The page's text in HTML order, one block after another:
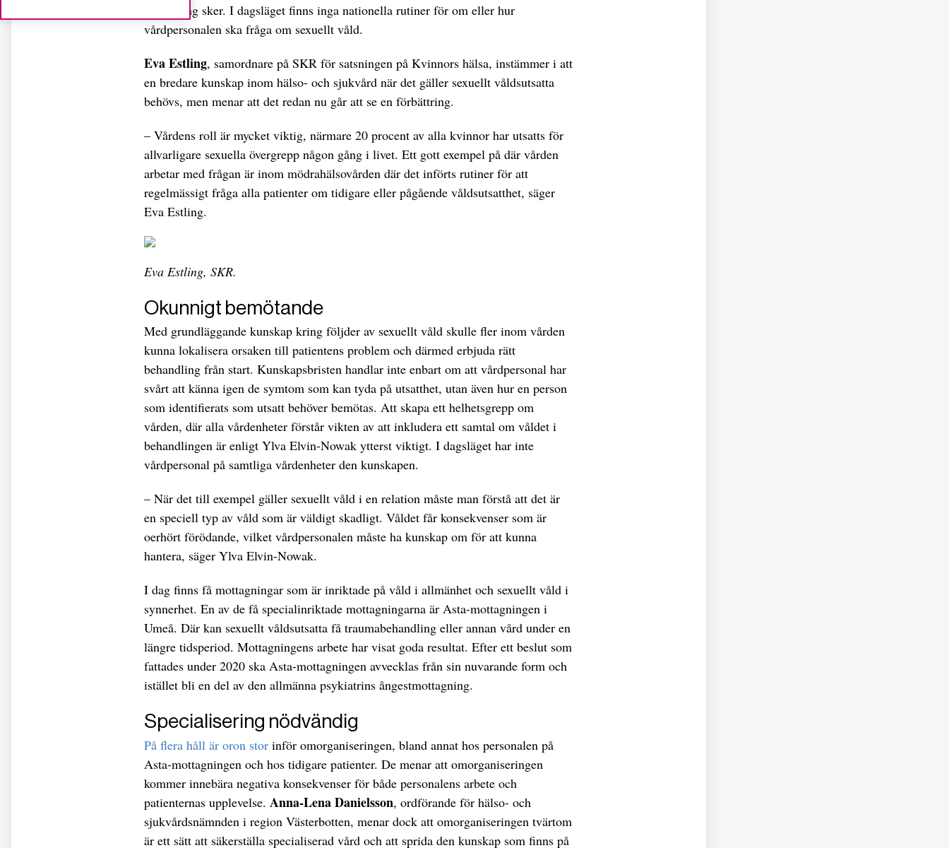
förbättring sker. I dagsläget finns inga nationella rutiner för om eller hur
vårdpersonalen ska fråga om sexuellt våld.
Eva Estling, samordnare på SKR för satsningen på Kvinnors hälsa, instämmer i att
en bredare kunskap inom hälso- och sjukvård när det gäller sexuellt våldsutsatta
behövs, men menar att det redan nu går att se en förbättring.
– Vårdens roll är mycket viktig, närmare 20 procent av alla kvinnor har utsatts för
allvarligare sexuella övergrepp någon gång i livet. Ett gott exempel på där vården
arbetar med frågan är inom mödrahälsovården där det införts rutiner för att
regelmässigt fråga alla patienter om tidigare eller pågående våldsutsatthet, säger
Eva Estling.
Eva Estling, SKR.
Okunnigt bemötande
Med grundläggande kunskap kring följder av sexuellt våld skulle fler inom vården
kunna lokalisera orsaken till patientens problem och därmed erbjuda rätt
behandling från start. Kunskapsbristen handlar inte enbart om att vårdpersonal har
svårt att känna igen de symtom som kan tyda på utsatthet, utan även hur en person
som identifierats som utsatt behöver bemötas. Att skapa ett helhetsgrepp om
vården, där alla vårdenheter förstår vikten av att inkludera ett samtal om våldet i
behandlingen är enligt Ylva Elvin-Nowak ytterst viktigt. I dagsläget har inte
vårdpersonal på samtliga vårdenheter den kunskapen.
– När det till exempel gäller sexuellt våld i en relation måste man förstå att det är
en speciell typ av våld som är väldigt skadligt. Våldet får konsekvenser som är
oerhört förödande, vilket vårdpersonalen måste ha kunskap om för att kunna
hantera, säger Ylva Elvin-Nowak.
I dag finns få mottagningar som är inriktade på våld i allmänhet och sexuellt våld i
synnerhet. En av de få specialinriktade mottagningarna är Asta-mottagningen i
Umeå. Där kan sexuellt våldsutsatta få traumabehandling eller annan vård under en
längre tidsperiod. Mottagningens arbete har visat goda resultat. Efter ett beslut som
fattades under 2020 ska Asta-mottagningen avvecklas från sin nuvarande form och
istället bli en del av den allmänna psykiatrins ångestmottagning.
Specialisering nödvändig
På flera håll är oron stor inför omorganiseringen, bland annat hos personalen på
Asta-mottagningen och hos tidigare patienter. De menar att omorganiseringen
kommer innebära negativa konsekvenser för både personalens arbete och
patienternas upplevelse. Anna-Lena Danielsson, ordförande för hälso- och
sjukvårdsnämnden i region Västerbotten, menar dock att omorganiseringen tvärtom
är ett sätt att säkerställa specialiserad vård och att sprida den kunskap som finns på